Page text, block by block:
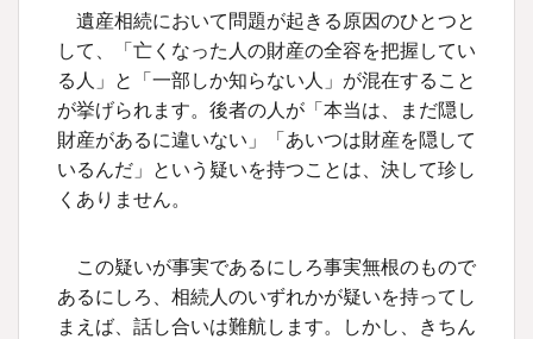
遺産相続において問題が起きる原因のひとつと
して、「亡くなった人の財産の全容を把握してい
る人」と「一部しか知らない人」が混在すること
が挙げられます。後者の人が「本当は、まだ隠し
財産があるに違いない」「あいつは財産を隠して
いるんだ」という疑いを持つことは、決して珍し
くありません。
この疑いが事実であるにしろ事実無根のもので
あるにしろ、相続人のいずれかが疑いを持ってし
まえば、話し合いは難航します。しかし、きちん